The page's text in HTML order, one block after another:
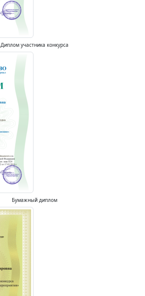
Диплом участника конкурса
Бумажный диплом